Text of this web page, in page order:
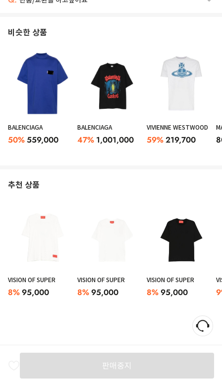
비슷한 상품
BALENCIAGA
50%559,000
BALENCIAGA
47% 1,001,000
VIVIENNE WESTWOOD
59%219,700
추천 상품
VISION OF SUPER
8%95,000
VISION OF SUPER
8%95,000
VISION OF SUPER
8%95,000 9
판매중지